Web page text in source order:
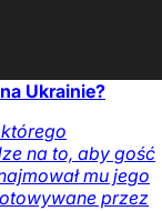
Ukrainie?
na to, aby gość
mu jego
przez